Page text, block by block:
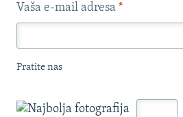
Vaša e-mail adresa *
Pratite nas